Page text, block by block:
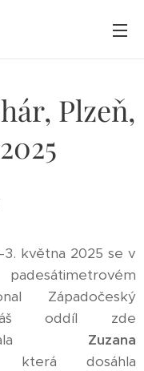
Plzeň,
května 2025 se v
Západočeský
oddíl zde
Zuzana
dosáhla